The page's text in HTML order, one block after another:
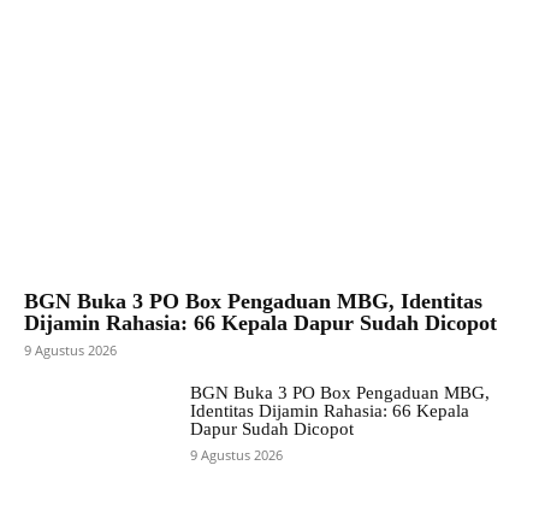
BGN Buka 3 PO Box Pengaduan MBG, Identitas
Dijamin Rahasia: 66 Kepala Dapur Sudah Dicopot
9 Agustus 2026
BGN Buka 3 PO Box Pengaduan MBG,
Identitas Dijamin Rahasia: 66 Kepala
Dapur Sudah Dicopot
9 Agustus 2026